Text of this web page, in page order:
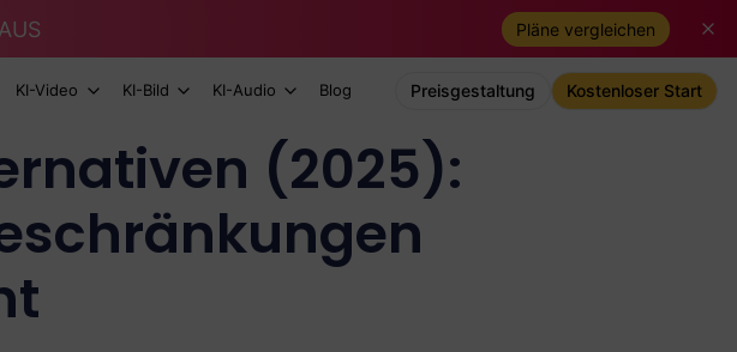
Pläne vergleichen
KI-Video KI-Bild KI-Audio Blog Preisgestaltung Kostenloser Start
(2025):